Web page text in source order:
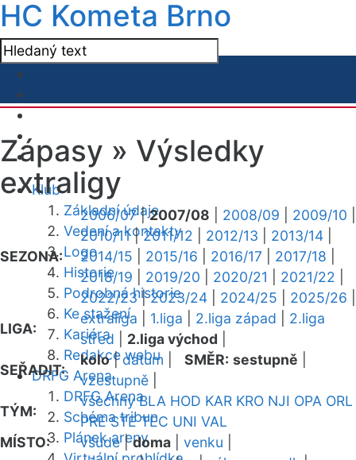
HC Kometa Brno
Klub
Základní údaje
Vedení a kontakty
Logo
Historie
Podrobná historie
Ke stažení
Kariéra
Redakce webu
DRFG Arena
DRFG Arena
Schéma tribun
Plánek areny
Zápasy » Výsledky
extraligy
SEZONA:
2006/07|2007/08 2008/09 2009/10
2010/11|2011/12 2012/13 2013/14
2014/15
2015/16 2016/17 2017/18
2018/19
2019/20 2020/21 2021/22
2022/23|2023/24 2024/25 2025/26
LIGA:
extraliga 1.liga 2.liga západ
2.liga
střed
2.liga východ
SEŘADIT:
kolo|datum SMĚR: sestupně
vzestupně
TÝM:
všechny BLA HOD KAR KRO NJI OPA ORL
PRE STE TEC UNI VAL
MÍSTO:
všude|doma venku